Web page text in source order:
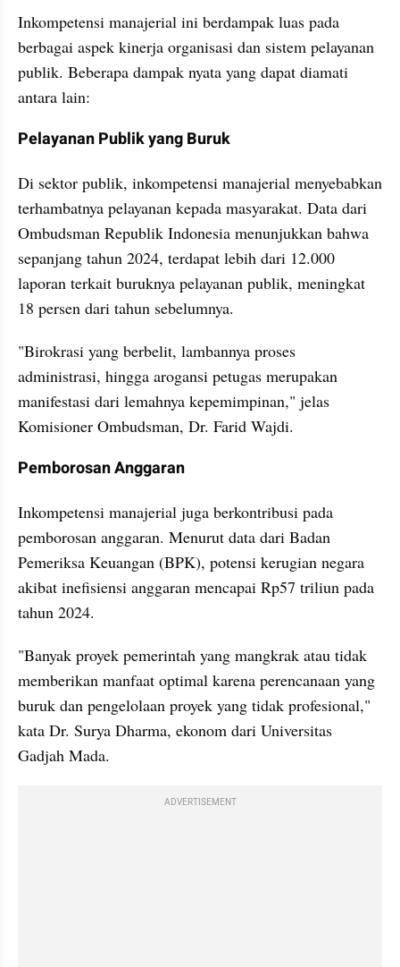
Inkompetensi manajerial ini berdampak luas pada
berbagai aspek kinerja organisasi dan sistem pelayanan
publik. Beberapa dampak nyata yang dapat diamati
antara lain:
Pelayanan Publik yang Buruk
Di sektor publik, inkompetensi manajerial menyebabkan
terhambatnya pelayanan kepada masyarakat. Data dari
Ombudsman Republik Indonesia menunjukkan bahwa
sepanjang tahun 2024, terdapat lebih dari 12.000
laporan terkait buruknya pelayanan publik, meningkat
18 persen dari tahun sebelumnya.
"Birokrasi yang berbelit, lambannya proses
administrasi, hingga arogansi petugas merupakan
manifestasi dari lemahnya kepemimpinan," jelas
Komisioner Ombudsman, Dr. Farid Wajdi.
Pemborosan Anggaran
Inkompetensi manajerial juga berkontribusi pada
pemborosan anggaran. Menurut data dari Badan
Pemeriksa Keuangan (BPK), potensi kerugian negara
akibat inefisiensi anggaran mencapai Rp57 triliun pada
tahun 2024.
"Banyak proyek pemerintah yang mangkrak atau tidak
memberikan manfaat optimal karena perencanaan yang
buruk dan pengelolaan proyek yang tidak profesional,"
kata Dr. Surya Dharma, ekonom dari Universitas
Gadjah Mada.
ADVERTISEMENT